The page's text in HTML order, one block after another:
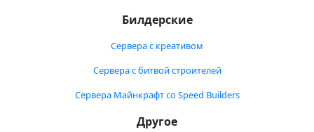
Билдерские
Сервера с креативом
Сервера с битвой строителей
Сервера Майнкрафт со Speed Builders
Другое